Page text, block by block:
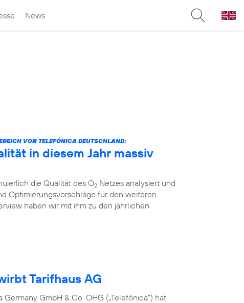
News
VON TELEFÓNICA DEUTSCHLAND:
in diesem Jahr massiv
die Qualität des O2 Netzes analysiert und
Optimierungsvorschläge für den weiteren
haben wir mit ihm zu den jährlichen
Tarifhaus AG
GmbH & Co. OHG („Telefónica“) hat